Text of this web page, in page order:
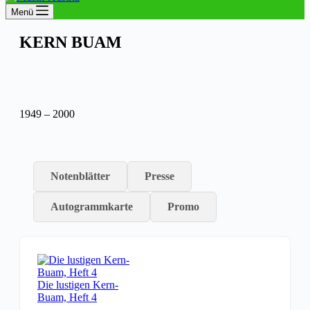
Menü
KERN BUAM
1949 – 2000
Notenblätter Presse
Autogrammkarte Promo
Die lustigen Kern-
Buam, Heft 4